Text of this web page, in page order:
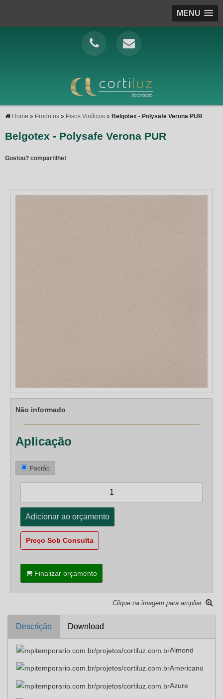
MENU
Home » Produtos » Pisos Vinílicos » Belgotex - Polysafe Verona PUR
Belgotex - Polysafe Verona PUR
Gostou? compartilhe!
Não informado
Aplicação
Padrão
Preço Sob Consulta
Finalizar orçamento
Clique na imagem para ampliar.
Descrição Download
Almond
Americano
Azure